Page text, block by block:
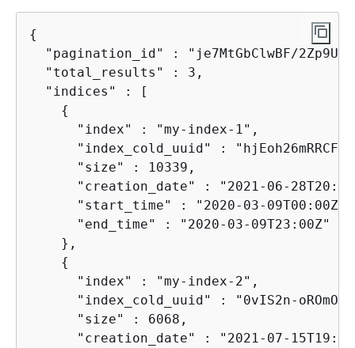
{
"pagination_id" : "je7MtGbClwBF/
  "total_results" : 3,
  "indices" : [
{
      "index" : "my-index-1",
"index_cold_uuid" :
      "size" : 10339,
"creation_date" : "2021-06-
      "start_time" : "2020-03-09T00:00Z",
      "end_time" : "2020-03-09T23:00Z"
    },
{
      "index" : "my-index-2",
"index_cold_uuid" : "0vIS2n-
      "size" : 6068,
"creation_date" : "2021-07-